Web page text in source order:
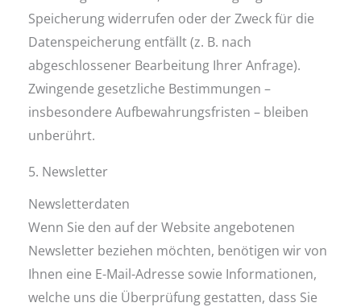
Speicherung widerrufen oder der Zweck für die
Datenspeicherung entfällt (z. B. nach
abgeschlossener Bearbeitung Ihrer Anfrage).
Zwingende gesetzliche Bestimmungen –
insbesondere Aufbewahrungsfristen – bleiben
unberührt.
5. Newsletter
Newsletter­daten
Wenn Sie den auf der Website angebotenen
Newsletter beziehen möchten, benötigen wir von
Ihnen eine E-Mail-Adresse sowie Informationen,
welche uns die Überprüfung gestatten, dass Sie